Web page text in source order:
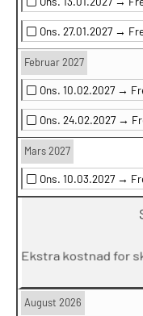
Ons. 27.01.2027 →
Februar 2027
Ons. 10.02.2027 →
Ons. 24.02.2027 →
Mars 2027
Ons. 10.03.2027 →
Ekstra kostnad for
August 2026